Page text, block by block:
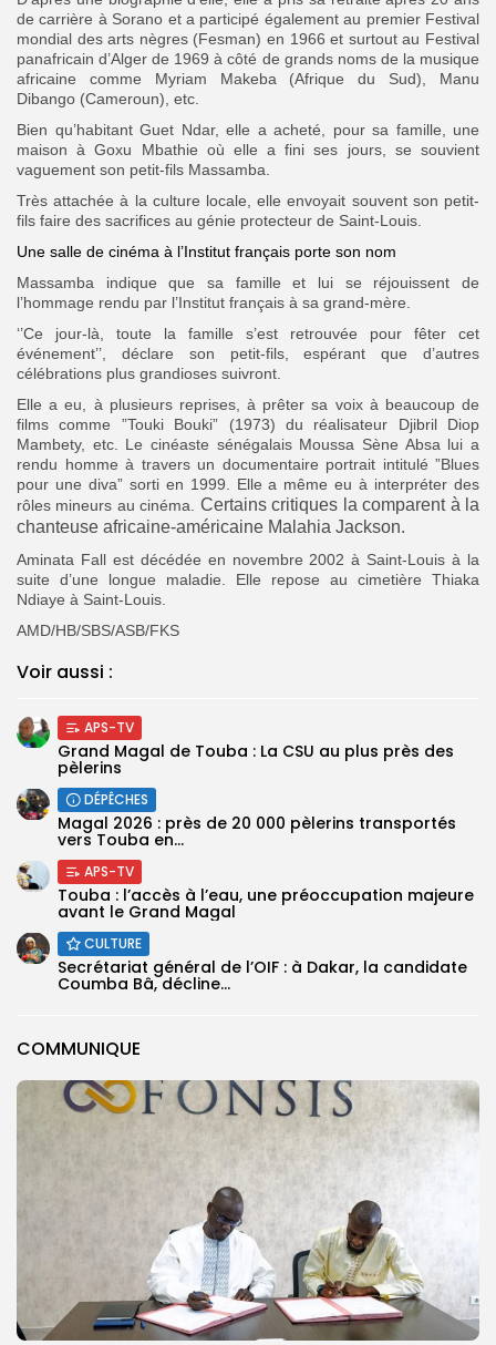
COMMUNIQUE
de carrière à Sorano et a participé également au premier Festival
mondial des arts nègres (Fesman) en 1966 et surtout au Festival
panafricain d’Alger de 1969 à côté de grands noms de la musique
africaine comme Myriam Makeba (Afrique du Sud), Manu
Dibango (Cameroun), etc.
Bien qu’habitant Guet Ndar, elle a acheté, pour sa famille, une
maison à Goxu Mbathie où elle a fini ses jours, se souvient
vaguement son petit-fils Massamba.
Très attachée à la culture locale, elle envoyait souvent son petit-
fils faire des sacrifices au génie protecteur de Saint-Louis.
Une salle de cinéma à l’Institut français porte son nom
Massamba indique que sa famille et lui se réjouissent de
l’hommage rendu par l’Institut français à sa grand-mère.
‘’Ce jour-là, toute la famille s’est retrouvée pour fêter cet
événement’’, déclare son petit-fils, espérant que d’autres
célébrations plus grandioses suivront.
Elle a eu, à plusieurs reprises, à prêter sa voix à beaucoup de
films comme ”Touki Bouki” (1973) du réalisateur Djibril Diop
Mambety, etc. Le cinéaste sénégalais Moussa Sène Absa lui a
rendu homme à travers un documentaire portrait intitulé ”Blues
pour une diva” sorti en 1999.
Elle a même eu à interpréter des
rôles mineurs au cinéma. Certains critiques la comparent à la
chanteuse africaine-américaine Malahia Jackson.
Aminata Fall est décédée en novembre 2002 à Saint-Louis à la
suite d’une longue maladie. Elle repose au cimetière Thiaka
Ndiaye à Saint-Louis.
AMD/HB/SBS/ASB/FKS
Voir aussi :
APS-TV
Grand Magal de Touba : La CSU au plus près des
pèlerins
DÉPÊCHES
Magal 2026 : près de 20 000 pèlerins transportés
vers Touba en...
APS-TV
Touba : l’accès à l’eau, une préoccupation majeure
avant le Grand Magal
CULTURE
Secrétariat général de l’OIF : à Dakar, la candidate
Coumba Bâ, décline...